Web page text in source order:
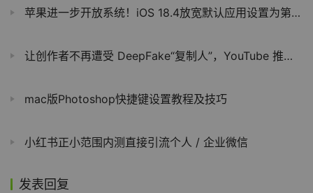
苹果进一步开放系统！iOS 18.4放宽默认应用设置为第三方
让创作者不再遭受 DeepFake“复制人”，YouTube 推出 AI 面部相似度检测工具
mac版Photoshop快捷键设置教程及技巧
小红书正小范围内测直接引流个人 / 企业微信
发表回复